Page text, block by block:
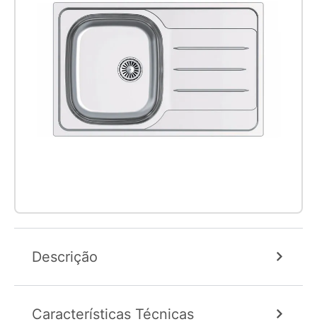
Descrição
Características Técnicas